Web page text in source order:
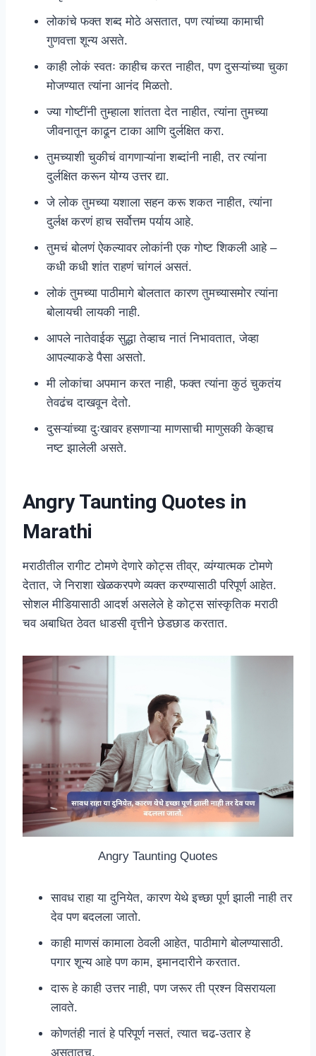
लोकांचे फक्त शब्द मोठे असतात, पण त्यांच्या कामाची
गुणवत्ता शून्य असते.
काही लोकं स्वतः काहीच करत नाहीत, पण दुसऱ्यांच्या चुका
मोजण्यात त्यांना आनंद मिळतो.
ज्या गोष्टींनी तुम्हाला शांतता देत नाहीत, त्यांना तुमच्या
जीवनातून काढून टाका आणि दुर्लक्षित करा.
तुमच्याशी चुकीचं वागणाऱ्यांना शब्दांनी नाही, तर त्यांना
दुर्लक्षित करून योग्य उत्तर द्या.
जे लोक तुमच्या यशाला सहन करू शकत नाहीत, त्यांना
दुर्लक्ष करणं हाच सर्वोत्तम पर्याय आहे.
तुमचं बोलणं ऐकल्यावर लोकांनी एक गोष्ट शिकली आहे –
कधी कधी शांत राहणं चांगलं असतं.
लोकं तुमच्या पाठीमागे बोलतात कारण तुमच्यासमोर त्यांना
बोलायची लायकी नाही.
आपले नातेवाईक सुद्धा तेव्हाच नातं निभावतात, जेव्हा
आपल्याकडे पैसा असतो.
मी लोकांचा अपमान करत नाही, फक्त त्यांना कुठं चुकतंय
तेवढंच दाखवून देतो.
दुसऱ्यांच्या दुःखावर हसणाऱ्या माणसाची माणुसकी केव्हाच
नष्ट झालेली असते.
Angry Taunting Quotes in
Marathi
मराठीतील रागीट टोमणे देणारे कोट्स तीव्र, व्यंग्यात्मक टोमणे
देतात, जे निराशा खेळकरपणे व्यक्त करण्यासाठी परिपूर्ण आहेत.
सोशल मीडियासाठी आदर्श असलेले हे कोट्स सांस्कृतिक मराठी
चव अबाधित ठेवत धाडसी वृत्तीने छेडछाड करतात.
Angry Taunting Quotes
सावध राहा या दुनियेत, कारण येथे इच्छा पूर्ण झाली नाही तर
देव पण बदलला जातो.
काही माणसं कामाला ठेवली आहेत, पाठीमागे बोलण्यासाठी.
पगार शून्य आहे पण काम, इमानदारीने करतात.
दारू हे काही उत्तर नाही, पण जरूर ती प्रश्न विसरायला
लावते.
कोणतंही नातं हे परिपूर्ण नसतं, त्यात चढ-उतार हे
असतातच.